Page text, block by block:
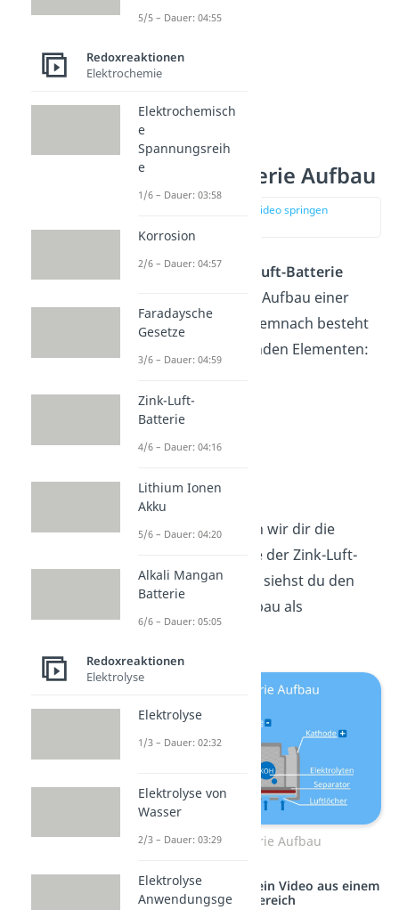
Zink-Luft-Batterie Aufbau
zur Stelle im Video springen
DerAufbau der Zink-Luft-Batterie
gleicht dem typischen Aufbau einer
galvanischen Zelle
. Demnach besteht
die Batterie aus folgenden Elementen:
Kathode
Katalysator
Separator
Im Folgenden erklären wir dir die
einzelnen Bestandteile der Zink-Luft-
Batterie genauer. Hier siehst du den
Zink-Luft-Batterie Aufbau als
Knopfzelle:
Zink-Luft-Batterie Aufbau
Studyflix vernetzt: Hier ein Video aus einem
anderen Bereich
5/5 – Dauer: 04:55
Redoxreaktionen
Elektrochemie
Elektrochemisch
e
Spannungsreih
e
1/6 – Dauer: 03:58
Korrosion
2/6 – Dauer: 04:57
Faradaysche
Gesetze
3/6 – Dauer: 04:59
Zink-Luft-
Batterie
4/6 – Dauer: 04:16
Lithium Ionen
Akku
5/6 – Dauer: 04:20
Alkali Mangan
Batterie
6/6 – Dauer: 05:05
Redoxreaktionen
Elektrolyse
Elektrolyse
1/3 – Dauer: 02:32
Elektrolyse von
Wasser
2/3 – Dauer: 03:29
Elektrolyse
Anwendungsge